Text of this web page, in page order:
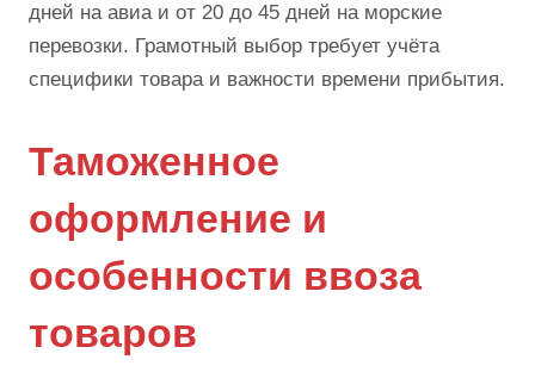
дней на авиа и от 20 до 45 дней на морские
перевозки. Грамотный выбор требует учёта
специфики товара и важности времени прибытия.
Таможенное
оформление и
особенности ввоза
товаров